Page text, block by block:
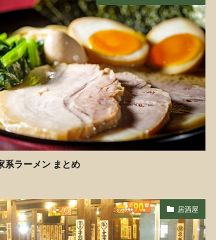
系ラーメン まとめ
居酒屋